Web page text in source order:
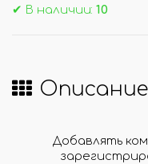
✔ В наличии: 10
Описание
Добавлять